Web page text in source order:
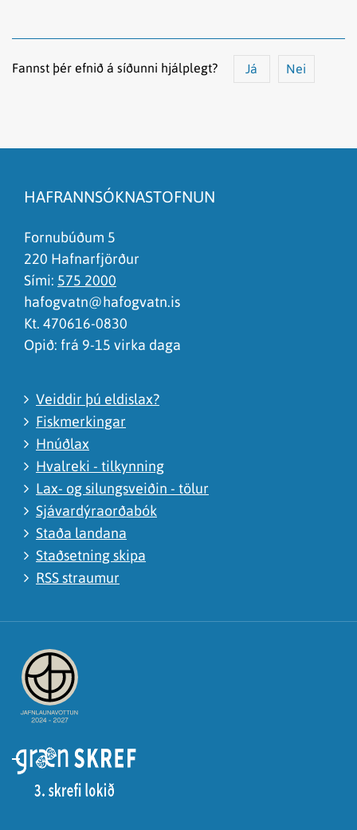
Fannst þér efnið á síðunni hjálplegt? Já Nei
Það er of mikið efni á síðunni
Ég skil ekki efnið, finnst það of flókið
HAFRANNSÓKNASTOFNUN
Fornubúðum 5
220 Hafnarfjörður
Sími: 575 2000
hafogvatn@hafogvatn.is
Kt. 470616-0830
Opið: frá 9-15 virka daga
Veiddir þú eldislax?
Fiskmerkingar
Hnúðlax
Hvalreki - tilkynning
Lax- og silungsveiðin - tölur
Sjávardýraorðabók
Staða landana
Staðsetning skipa
RSS straumur